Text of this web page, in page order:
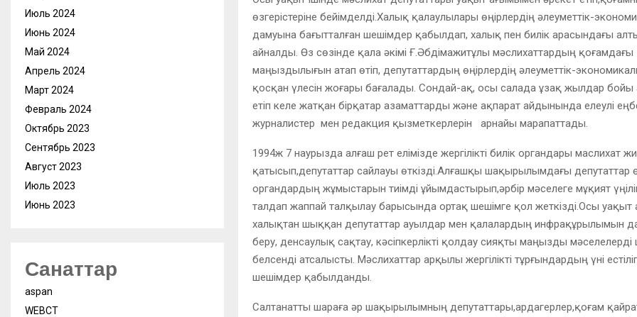
өзгерістеріне бейімделді.Халық қалаулылары өңірлердің әлеуметтік-
дамуына бағытталған шешімдер қабылдап, халық пен билік арасындағы
айналды. Өз сөзінде қала әкімі Ғ.Әбдімажитұлы мәслихаттардың қоғамдағы
маңыздылығын атап өтіп, депутаттардың өңірлердің әлеуметтік-
қосқан үлесін жоғары бағалады. Сондай-ақ, осы салада ұзақ жылдар бойы
етіп келе жатқан бірқатар азаматтарды және ақпарат айдынында елеулі
журналистер мен редакция қызметкерлерін арнайы марапаттады.
1994ж 7 наурызда алғаш рет елімізде жергілікті билік органдары маслихат
қатысып,депутаттар сайлауы өткізді.Алғашқы шақырылымдағы депутаттар
органдардың жұмыстарын тиімді ұйымдастырып,әрбір мәселеге мұқият
талдап жаппай талқылау барысында ортақ шешімге қол жеткізді.Осы уақыт
халықтан шыққан депутаттар ауылдар мен қалалардың инфрақұрылымын
беру, денсаулық сақтау, кәсіпкерлікті қолдау сияқты маңызды мәселелерді
белсенді атсалысты. Мәслихаттар арқылы жергілікті тұрғындардың үні
шешімдер қабылданды.
Салтанатты шараға әр шақырылымның депутаттары,ардагерлер,қоғам
Июль 2024
Июнь 2024
Май 2024
Апрель 2024
Март 2024
Февраль 2024
Октябрь 2023
Сентябрь 2023
Август 2023
Июль 2023
Июнь 2023
Санаттар
aspan
WEBСӘТ